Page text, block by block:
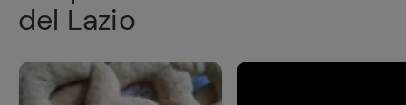
del Lazio